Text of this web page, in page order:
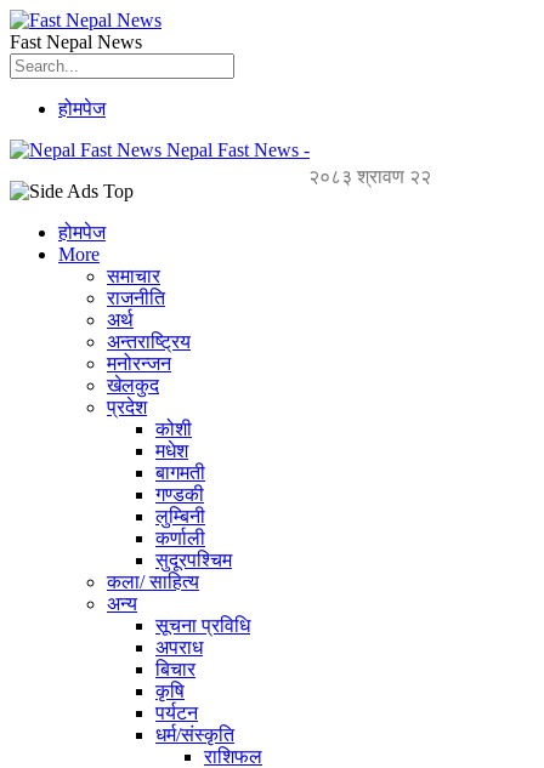
Fast Nepal News
होमपेज
Nepal Fast News -
२०८३ श्रावण २२
होमपेज
More
समाचार
राजनीति
अर्थ
अन्तराष्ट्रिय
मनोरन्जन
खेलकुद
प्रदेश
कोशी
मधेश
बागमती
गण्डकी
लुम्बिनी
कर्णाली
सुदूरपश्चिम
कला/ साहित्य
अन्य
सूचना प्रविधि
अपराध
बिचार
कृषि
पर्यटन
धर्म/संस्कृति
राशिफल